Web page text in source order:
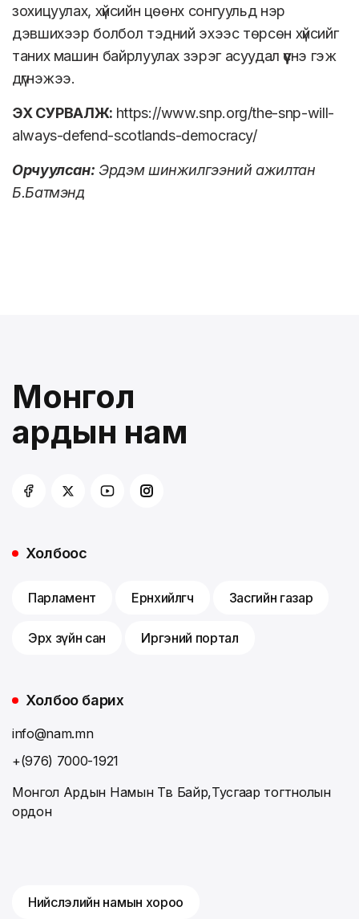
зохицуулах, хүйсийн цөөнх сонгуульд нэр
дэвшихээр болбол тэдний эхээс төрсөн хүйсийг
таних машин байрлуулах зэрэг асуудал үүснэ гэж
дүгнэжээ.
ЭХ СУРВАЛЖ: https://www.snp.org/the-snp-will-
always-defend-scotlands-democracy/
Орчуулсан: Эрдэм шинжилгээний ажилтан
Б.Батмэнд
Монгол
ардын нам
Холбоос
Парламент Ерөнхийлөгч Засгийн газар
Эрх зүйн сан Иргэний портал
Холбоо барих
info@nam.mn
+(976) 7000-1921
Монгол Ардын Намын Төв Байр,Тусгаар тогтнолын
ордон
Нийслэлийн намын хороо